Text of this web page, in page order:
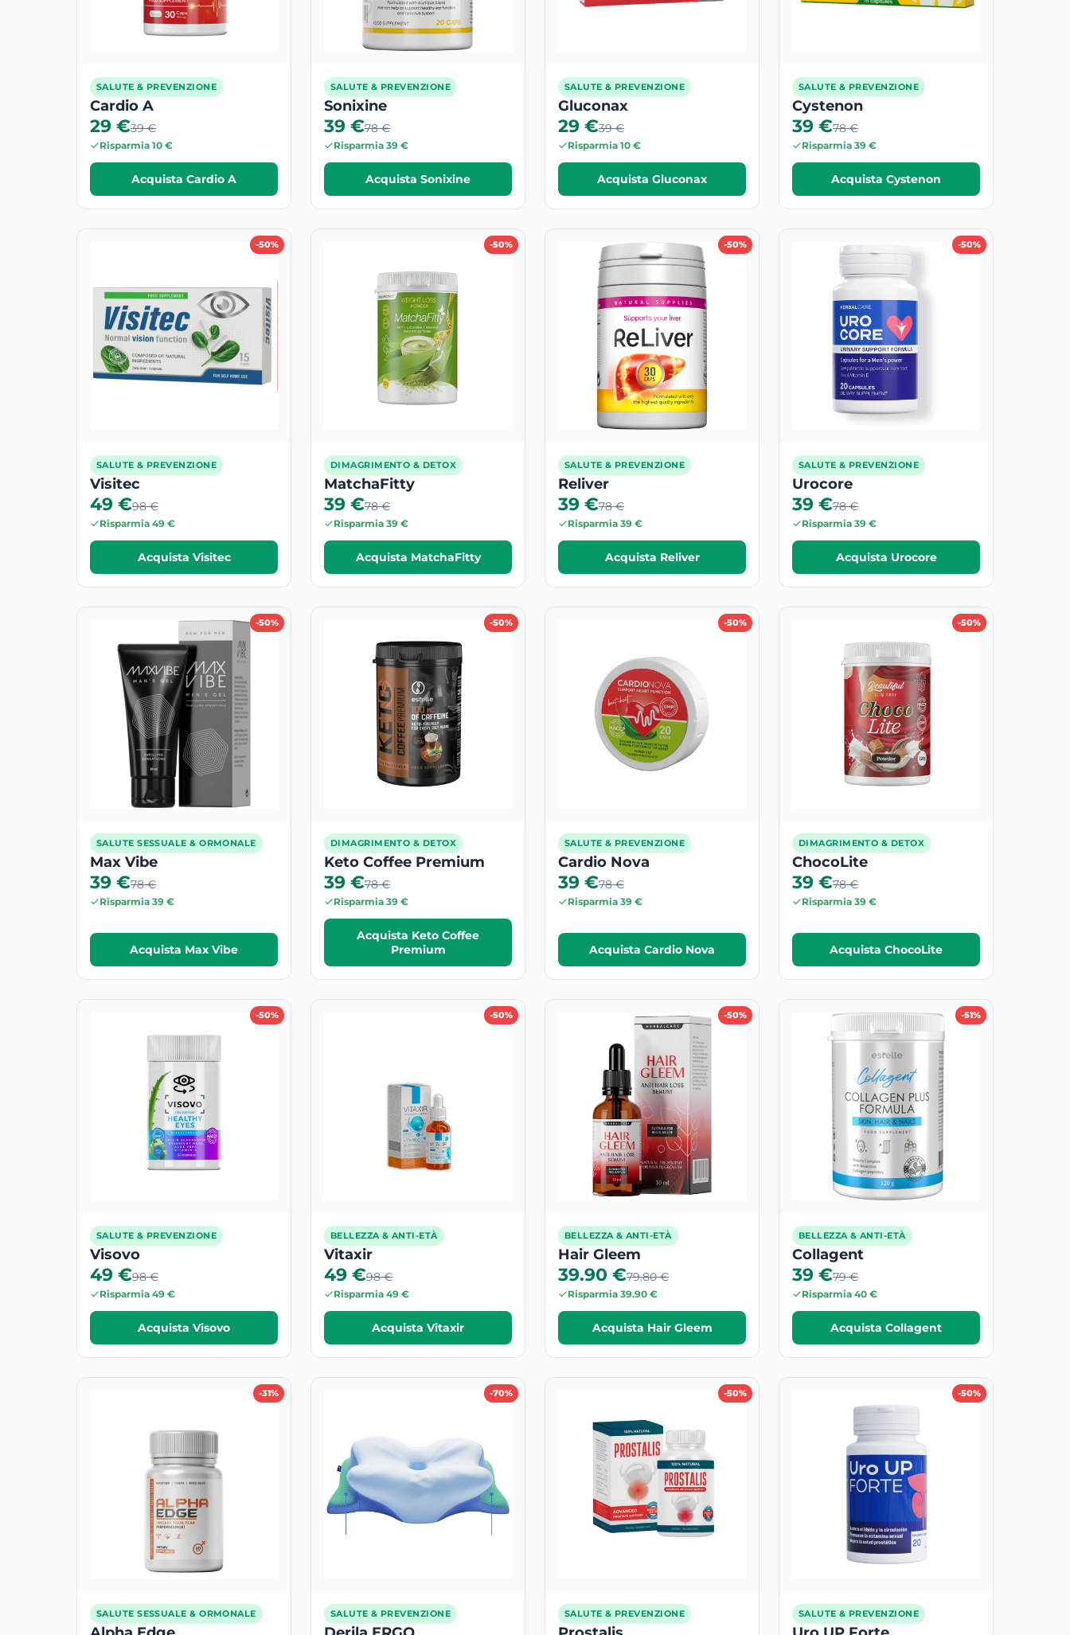
SALUTE & PREVENZIONE
Cardio A
29 €39 €
Risparmia 10 €
Acquista Cardio A
SALUTE & PREVENZIONE
Sonixine
39 €78 €
Risparmia 39 €
Acquista Sonixine
SALUTE & PREVENZIONE
Gluconax
29 €39 €
Risparmia 10 €
Acquista Gluconax
SALUTE & PREVENZIONE
Cystenon
39 €78 €
Risparmia 39 €
Acquista Cystenon
-50%
SALUTE & PREVENZIONE
Visitec
49 €98 €
Risparmia 49 €
Acquista Visitec
-50%
DIMAGRIMENTO & DETOX
MatchaFitty
39 €78 €
Risparmia 39 €
Acquista MatchaFitty
-50%
SALUTE & PREVENZIONE
Reliver
39 €78 €
Risparmia 39 €
Acquista Reliver
-50%
SALUTE & PREVENZIONE
Urocore
39 €78 €
Risparmia 39 €
Acquista Urocore
-50%
SALUTE SESSUALE & ORMONALE
Max Vibe
39 €78 €
Risparmia 39 €
Acquista Max Vibe
-50%
DIMAGRIMENTO & DETOX
Keto Coffee Premium
39 €78 €
Risparmia 39 €
Acquista Keto Coffee
Premium
-50%
SALUTE & PREVENZIONE
Cardio Nova
39 €78 €
Risparmia 39 €
Acquista Cardio Nova
-50%
DIMAGRIMENTO & DETOX
ChocoLite
39 €78 €
Risparmia 39 €
Acquista ChocoLite
-50%
SALUTE & PREVENZIONE
Visovo
49 €98 €
Risparmia 49 €
Acquista Visovo
-50%
BELLEZZA & ANTI-ETÀ
Vitaxir
49 €98 €
Risparmia 49 €
Acquista Vitaxir
-50%
BELLEZZA & ANTI-ETÀ
Hair Gleem
39.90 €79.80 €
Risparmia 39.90 €
Acquista Hair Gleem
-51%
BELLEZZA & ANTI-ETÀ
Collagent
39 €79 €
Risparmia 40 €
Acquista Collagent
-31%
SALUTE SESSUALE & ORMONALE
-70%
SALUTE & PREVENZIONE
-50%
SALUTE & PREVENZIONE
-50%
SALUTE & PREVENZIONE